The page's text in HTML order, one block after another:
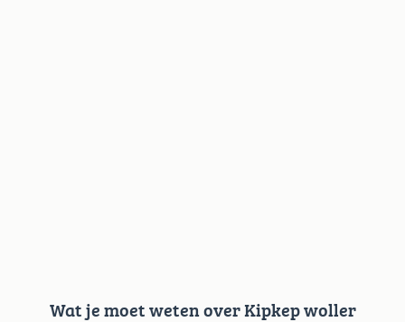
Wat je moet weten over Kipkep woller